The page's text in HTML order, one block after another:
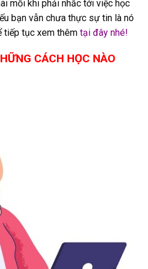
mỗi khi phải nhắc tới việc học
bạn vẫn chưa thực sự tin là nó
tiếp tục xem thêm tại đây nhé!
CÁCH HỌC NÀO